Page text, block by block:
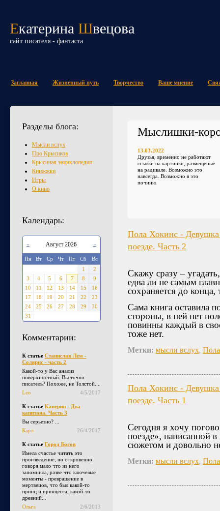
Екатерина Швецова
сайт писателя - фантаста
Заглавная Жизненный путь Творчество Ваше мнение
Разделы блога:
Мысли вслух
Про Крысиков
Крысиная энциклопедия
Книжжки
Игры
О кино
Календарь:
« Август 2026 »
Пн Вт Ср Чт Пт Сб
Вс
1
2
3
4 5 6 7 8
9
10
11 12 13 14 15
16
17
18 19 20 21 22
23
24
25 26 27 28 29
30
31
Комментарии:
К статье Станислав Лем -
Солярис - часть 2
Какой-то у Вас анализ
поверхностный. Вы точно
писатель? Похоже, не Толстой....
4/5/2017
Leo
К статье Каверин - Два
капитана. Часть 3
Вы серьезно? ...
26/4/2017
Карл
К статье Город Богов
Имела счастье читать это
произведение, но откровенно
говоря мало что из него
запомнила, разве что ключевые
моменты - превращение в
мертвецов, что был какой-то
принц и принцесса, какой-то
древний...
2/6/2013
Ольга
Мыслишки-
13.03.2022
Друзья, временно не работают
ссылки на картинки, размещеные
на радикале. Возможно это
навсегда. Возможно я это
починю.
Пола Хокинс -
поезде. Часть 2
Скажу сразу –
едва ли не самым
сохраняется до конца,
Сама книга оставила
стороны, в ней нет
повинны каждый в
тоже нет.
Метки: мысли вслух,
Пола Хокинс -
поезде. Часть 1
Сегодня я хочу
поезде», написанной
сюжетом и довольно
Метки: мысли вслух,